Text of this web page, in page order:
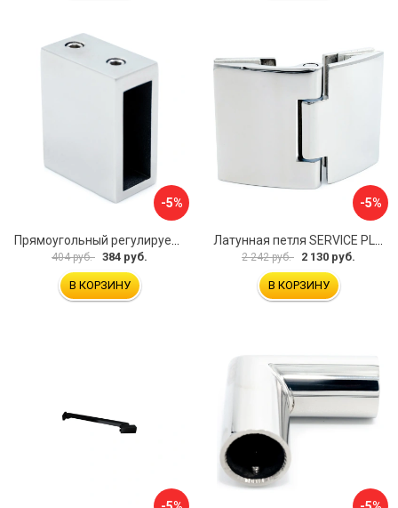
-5%
Прямоугольный регулируемый коннектор трек-стена SERVICE PLUS CK-106D30-PC
404 руб. 384 руб.
В КОРЗИНУ
-5%
Латунная петля SERVICE PLUS CL-905-PC
2 242 руб. 2 130 руб.
В КОРЗИНУ